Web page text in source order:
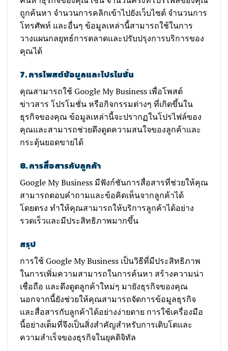
ถูกค้นหา จำนวนการคลิกเข้าไปยังเว็บไซต์ จำนวนการ
โทรศัพท์ และอื่นๆ ข้อมูลเหล่านี้สามารถใช้ในการ
วางแผนกลยุทธ์การตลาดและปรับปรุงการบริการของ
คุณได้
7. การโพสต์ข้อมูลและโปรโมชั่น
คุณสามารถใช้ Google My Business เพื่อโพสต์
ข่าวสาร โปรโมชั่น หรือกิจกรรมต่างๆ ที่เกิดขึ้นใน
ธุรกิจของคุณ ข้อมูลเหล่านี้จะปรากฏในโปรไฟล์ของ
คุณและสามารถช่วยดึงดูดความสนใจของลูกค้าและ
กระตุ้นยอดขายได้
8. การสื่อสารกับลูกค้า
Google My Business มีฟังก์ชันการสื่อสารที่ช่วยให้คุณ
สามารถตอบคำถามและข้อคิดเห็นจากลูกค้าได้
โดยตรง ทำให้คุณสามารถให้บริการลูกค้าได้อย่าง
รวดเร็วและมีประสิทธิภาพมากขึ้น
สรุป
การใช้ Google My Business เป็นวิธีที่มีประสิทธิภาพ
ในการเพิ่มความสามารถในการค้นหา สร้างความน่า
เชื่อถือ และดึงดูดลูกค้าใหม่ๆ มายังธุรกิจของคุณ
นอกจากนี้ยังช่วยให้คุณสามารถจัดการข้อมูลธุรกิจ
และสื่อสารกับลูกค้าได้อย่างง่ายดาย การใช้เครื่องมือ
นี้อย่างเต็มที่จึงเป็นสิ่งสำคัญสำหรับการเติบโตและ
ความสำเร็จของธุรกิจในยุคดิจิทัล